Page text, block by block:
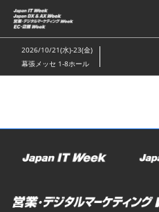
ス
キ
ッ
し
む
2026/10/21(水)-23(金)
幕張メッセ 1-8ホール